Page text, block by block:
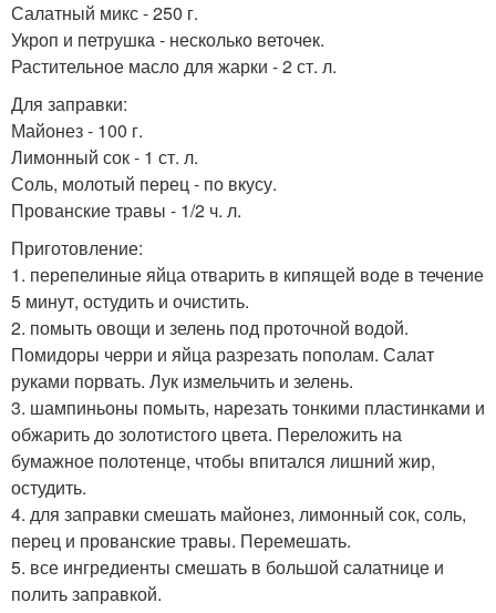
Салатный микс - 250 г.
Укроп и петрушка - несколько веточек.
Растительное масло для жарки - 2 ст. л.
Для заправки:
Майонез - 100 г.
Лимонный сок - 1 ст. л.
Соль, молотый перец - по вкусу.
Прованские травы - 1/2 ч. л.
Приготовление:
1. перепелиные яйца отварить в кипящей воде в течение
5 минут, остудить и очистить.
2. помыть овощи и зелень под проточной водой.
Помидоры черри и яйца разрезать пополам. Салат
руками порвать. Лук измельчить и зелень.
3. шампиньоны помыть, нарезать тонкими пластинками и
обжарить до золотистого цвета. Переложить на
бумажное полотенце, чтобы впитался лишний жир,
остудить.
4. для заправки смешать майонез, лимонный сок, соль,
перец и прованские травы. Перемешать.
5. все ингредиенты смешать в большой салатнице и
полить заправкой.